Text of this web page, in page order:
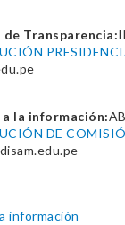
Transparencia:
a la información:
DE
información